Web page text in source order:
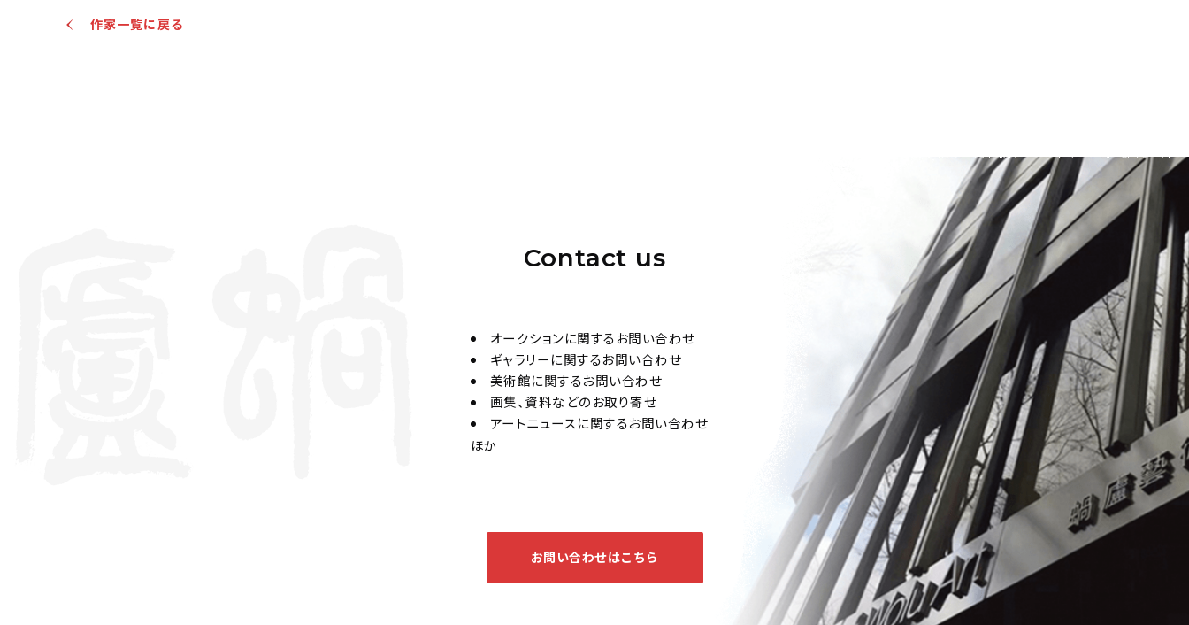
作家一覧に戻る
Contact us
オークションに関するお問い合わせ
ギャラリーに関するお問い合わせ
美術館に関するお問い合わせ
画集、資料などのお取り寄せ
アートニュースに関するお問い合わせ
ほか
お問い合わせはこちら